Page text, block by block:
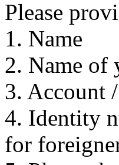
Please
1. Name
2. Name of
3. Account
4. Identity
for